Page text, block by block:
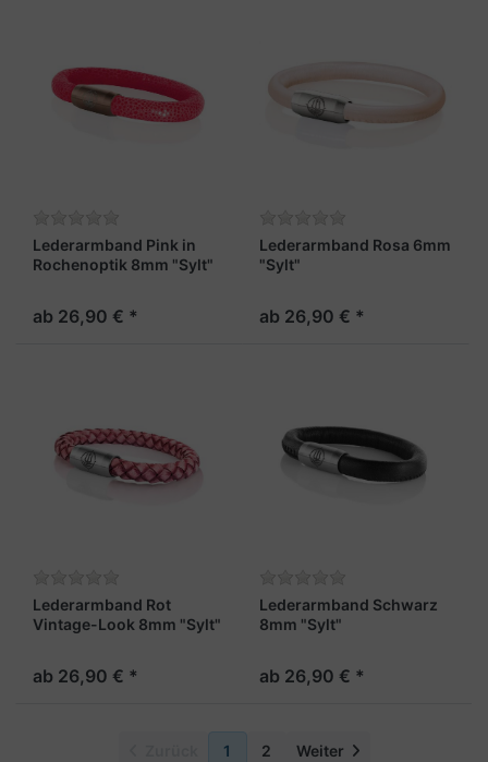
Lederarmband Pink in
Rochenoptik 8mm "Sylt"
ab 26,90 € *
Lederarmband Rosa 6mm
"Sylt"
ab 26,90 € *
Lederarmband Rot
Vintage-Look 8mm "Sylt"
ab 26,90 € *
Lederarmband Schwarz
8mm "Sylt"
ab 26,90 € *
1 2 Weiter